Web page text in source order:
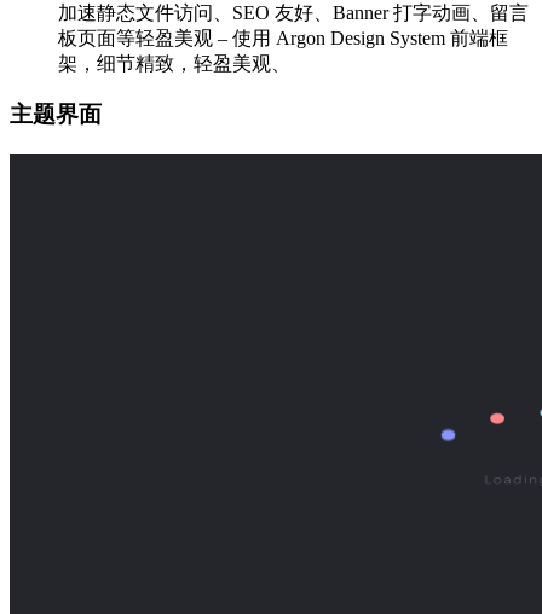
加速静态文件访问、SEO 友好、Banner 打字动画、留言
板页面等轻盈美观 – 使用 Argon Design System 前端框
架，细节精致，轻盈美观、
主题界面